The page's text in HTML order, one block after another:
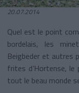
20.07.2014
Quel est le point
bordelais, les
Beigbeder et autres
frites d’Hortense, le
tout le beau monde